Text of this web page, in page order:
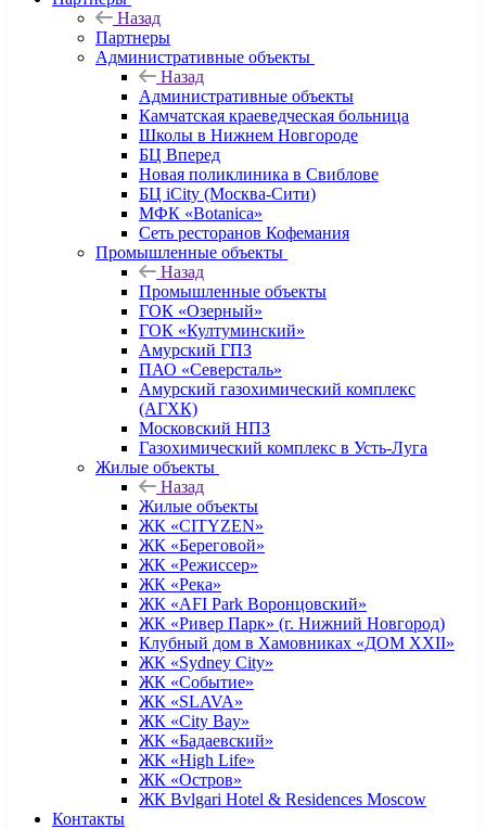
Назад
Партнеры
Административные объекты
Назад
Административные объекты
Камчатская краеведческая больница
Школы в Нижнем Новгороде
БЦ Вперед
Новая поликлиника в Свиблове
БЦ iCity (Москва-Сити)
МФК «Botanica»
Сеть ресторанов Кофемания
Промышленные объекты
Назад
Промышленные объекты
ГОК «Озерный»
ГОК «Култуминский»
Амурский ГПЗ
ПАО «Северсталь»
Амурский газохимический комплекс
(АГХК)
Московский НПЗ
Газохимический комплекс в Усть-Луга
Жилые объекты
Назад
Жилые объекты
ЖК «CITYZEN»
ЖК «Береговой»
ЖК «Режиссер»
ЖК «Река»
ЖК «AFI Park Воронцовский»
ЖК «Ривер Парк» (г. Нижний Новгород)
Клубный дом в Хамовниках «ДОМ XXII»
ЖК «Sydney City»
ЖК «Событие»
ЖК «SLAVA»
ЖК «City Bay»
ЖК «Бадаевский»
ЖК «High Life»
ЖК «Остров»
ЖК Bvlgari Hotel & Residences Moscow
Контакты